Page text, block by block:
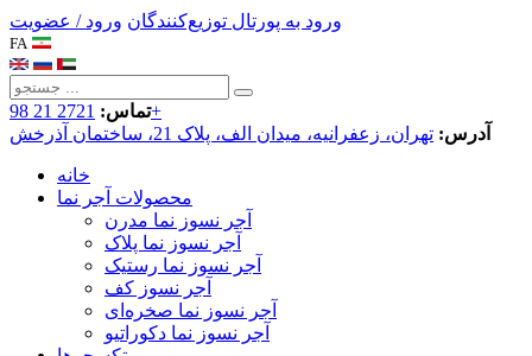
ورود به پورتال توزیع‌کنندگان ورود / عضویت
FA
تماس:2721 21 98+
آدرس: تهران، زعفرانیه، میدان الف، پلاک 21، ساختمان آذرخش
خانه
محصولات آجر نما
آجر نسوز نما مدرن
آجر نسوز نما پلاک
آجر نسوز نما رستیک
آجر نسوز کف
آجر نسوز نما صخره‌ای
آجر نسوز نما دکوراتیو